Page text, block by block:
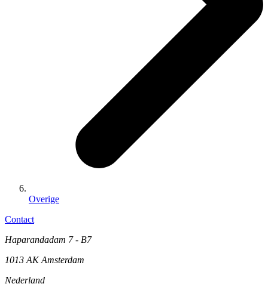
Overige
Contact
Haparandadam 7 - B7
1013 AK Amsterdam
Nederland